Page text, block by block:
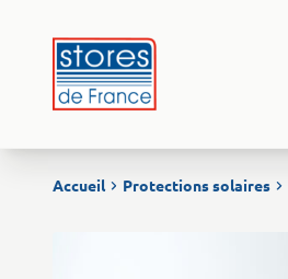
Accueil Protections solaires